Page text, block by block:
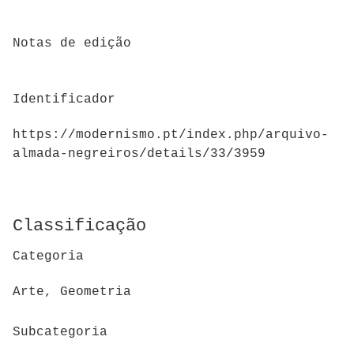
Notas de edição
Identificador
https://modernismo.pt/index.php/arquivo-
almada-negreiros/details/33/3959
Classificação
Categoria
Arte, Geometria
Subcategoria